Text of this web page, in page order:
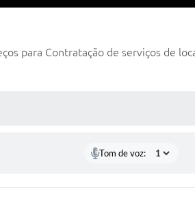
para Contratação de serviços de
Tom de voz: